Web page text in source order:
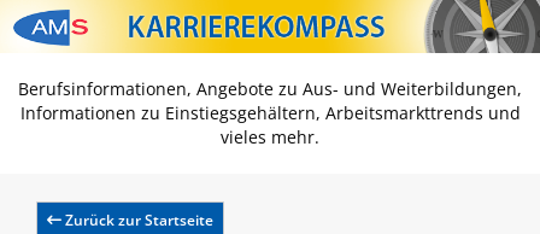
Zum Inhalt springen
Zum Navmenü springen
Zur Suche springen
Zur Footer springen
Berufsinformationen, Angebote zu Aus- und Weiterbildungen,
Informationen zu Einstiegsgehältern, Arbeitsmarkttrends und
vieles mehr.
Zurück zur Startseite